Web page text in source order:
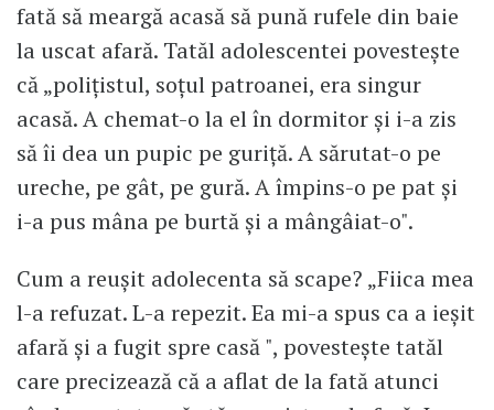
fată să meargă acasă să pună rufele din baie
la uscat afară. Tatăl adolescentei povestește
că „polițistul, soțul patroanei, era singur
acasă. A chemat-o la el în dormitor şi i-a zis
să îi dea un pupic pe guriţă. A sărutat-o pe
ureche, pe gât, pe gură. A împins-o pe pat şi
i-a pus mâna pe burtă şi a mângâiat-o".
Cum a reușit adolecenta să scape? „Fiica mea
l-a refuzat. L-a repezit. Ea mi-a spus ca a ieșit
afară și a fugit spre casă ", povestește tatăl
care precizează că a aflat de la fată atunci